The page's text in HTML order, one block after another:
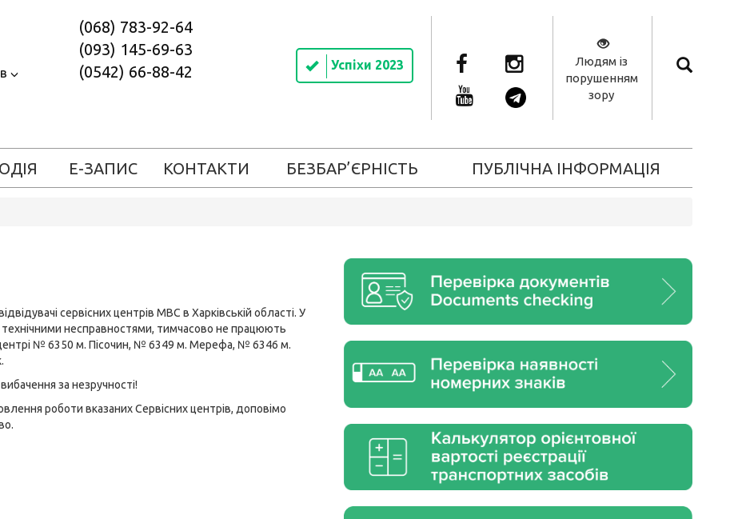
(068) 783-92-64
(093) 145-69-63
(0542) 66-88-42
Успіхи 2023
Людям із
порушенням
зору
Е-ЗАПИС КОНТАКТИ БЕЗБАР’ЄРНІСТЬ ПУБЛІЧНА ІНФОРМАЦІЯ
сервісних центрів МВС в Харківській області. У
технічними несправностями, тимчасово не працюють
центрі № 6350 м. Пісочин, № 6349 м. Мерефа, № 6346 м.
за незручності!
роботи вказаних Сервісних центрів, доповімо